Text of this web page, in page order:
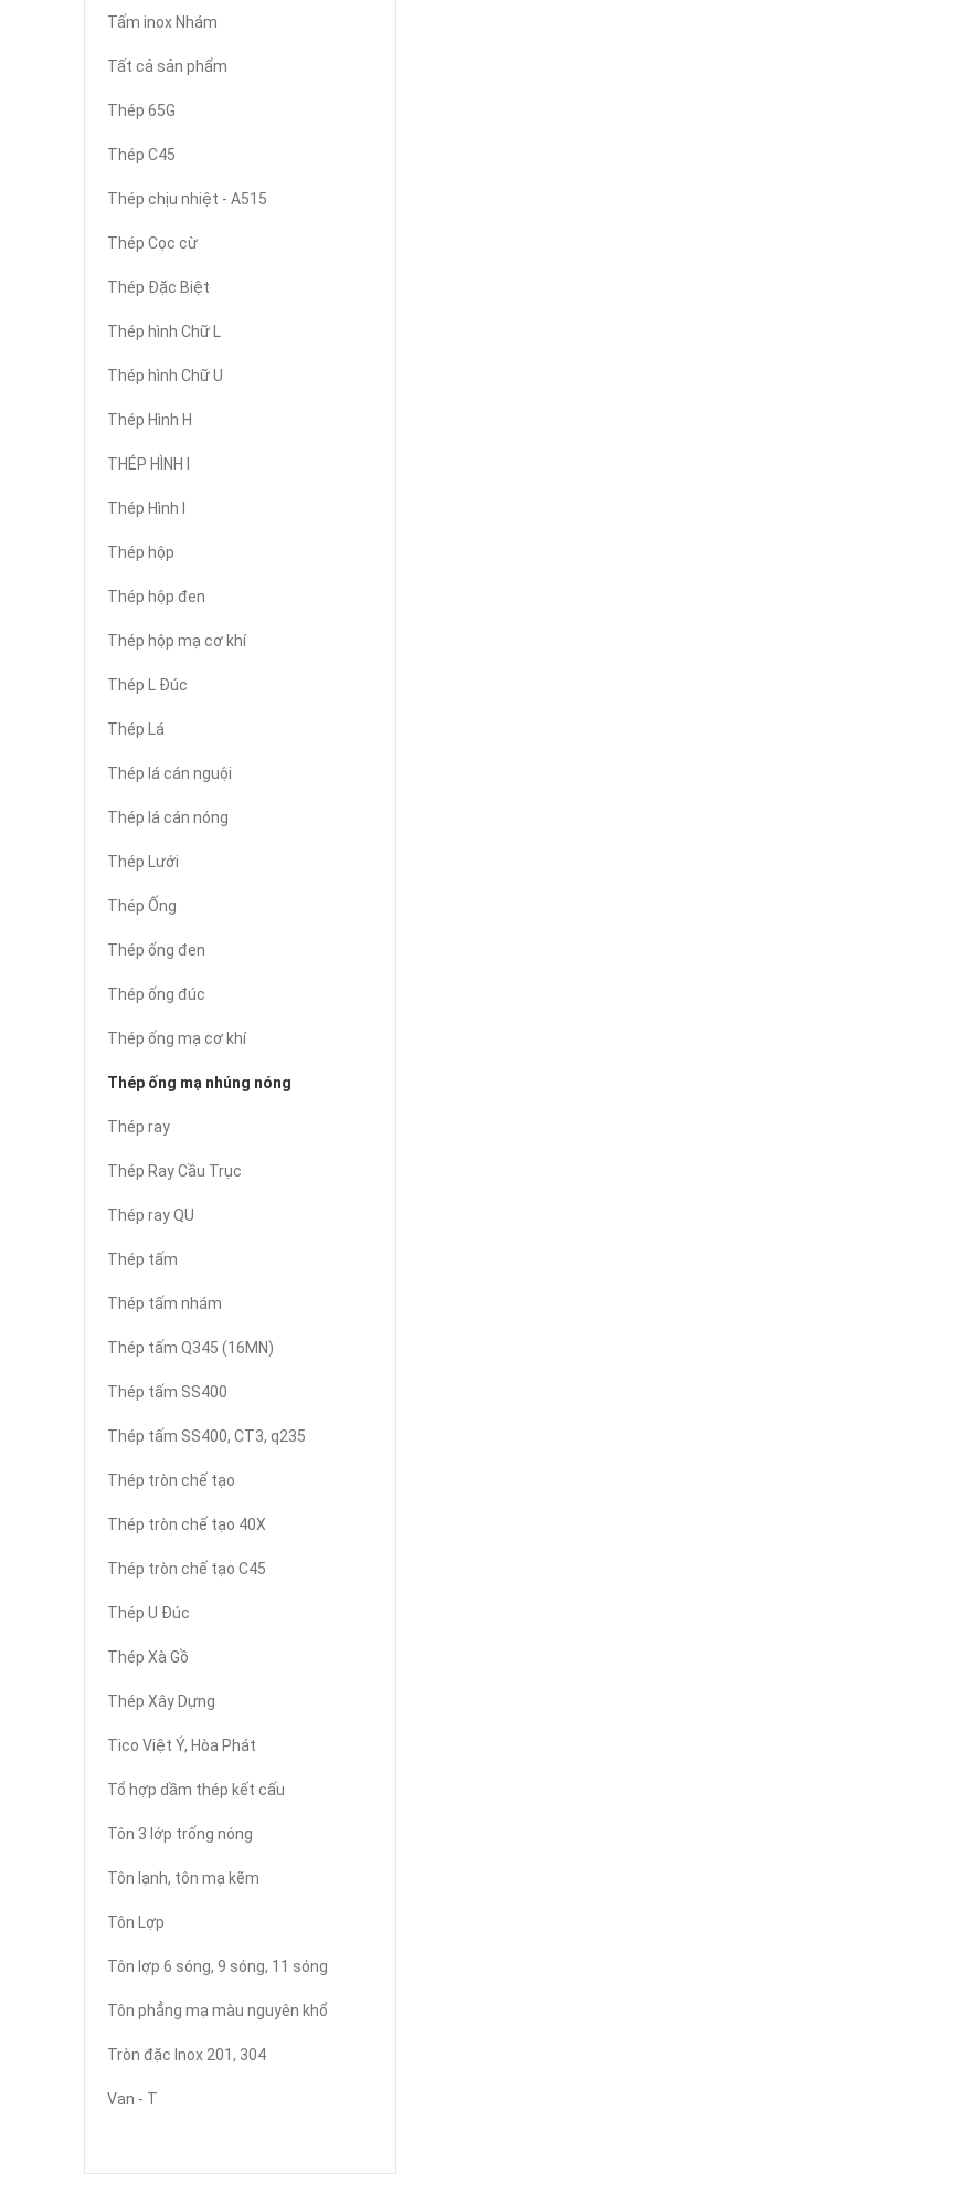
Tấm inox Nhám
Tất cả sản phẩm
Thép 65G
Thép C45
Thép chịu nhiệt - A515
Thép Cọc cừ
Thép Đặc Biệt
Thép hình Chữ L
Thép hình Chữ U
Thép Hình H
THÉP HÌNH I
Thép Hình I
Thép hộp
Thép hộp đen
Thép hộp mạ cơ khí
Thép L Đúc
Thép Lá
Thép lá cán nguội
Thép lá cán nóng
Thép Lưới
Thép Ống
Thép ống đen
Thép ống đúc
Thép ống mạ cơ khí
Thép ống mạ nhúng nóng
Thép ray
Thép Ray Cầu Trục
Thép ray QU
Thép tấm
Thép tấm nhám
Thép tấm Q345 (16MN)
Thép tấm SS400
Thép tấm SS400, CT3, q235
Thép tròn chế tạo
Thép tròn chế tạo 40X
Thép tròn chế tạo C45
Thép U Đúc
Thép Xà Gồ
Thép Xây Dựng
Tico Việt Ý, Hòa Phát
Tổ hợp dầm thép kết cấu
Tôn 3 lớp trống nóng
Tôn lạnh, tôn mạ kẽm
Tôn Lợp
Tôn lợp 6 sóng, 9 sóng, 11 sóng
Tôn phẳng mạ màu nguyên khổ
Tròn đặc Inox 201, 304
Van - T